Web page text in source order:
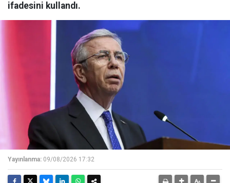
ifadesini kullandı.
Yayınlanma: 09/08/2026 17:32